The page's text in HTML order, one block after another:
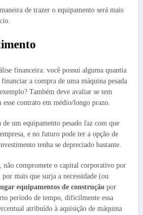
de trazer o equipamento será mais
financeira: você possui alguma quantia
a compra de uma máquina pesada
Também deve avaliar se tem
esse contrato em médio/longo prazo.
um equipamento pesado faz com que
e no futuro pode ter a opção de
tenha se depreciado bastante.
não compromete o capital corporativo por
mais que surja a necessidade (ou
equipamentos de construção por
período de tempo, dificilmente essa
atribuído à aquisição de máquina